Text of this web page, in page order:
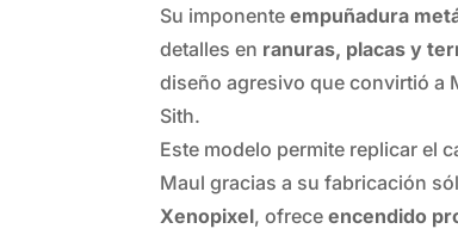
Su imponenteempuñadura
detalles en ranuras, placas y
diseño agresivo que convirtió a
Sith.
Este modelo permite replicar el
Maul gracias a su fabricación
Xenopixel, ofreceencendido